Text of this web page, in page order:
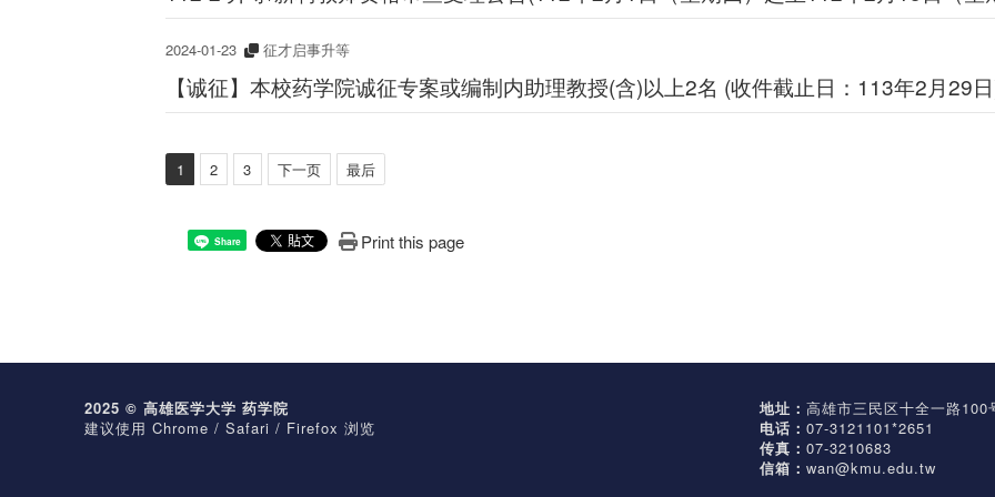
2024-01-23 征才启事升等
【诚征】本校药学院诚征专案或编制内助理教授(含)以上2名 (收件截止日：113年2月29
1 2 3 下一页 最后
Share Print this page
2025 © 高雄医学大学 药学院
建议使用 Chrome / Safari / Firefox 浏览
地址：高雄市三民区十全一路100
电话：07-3121101*2651
传真：07-3210683
信箱：wan@kmu.edu.tw